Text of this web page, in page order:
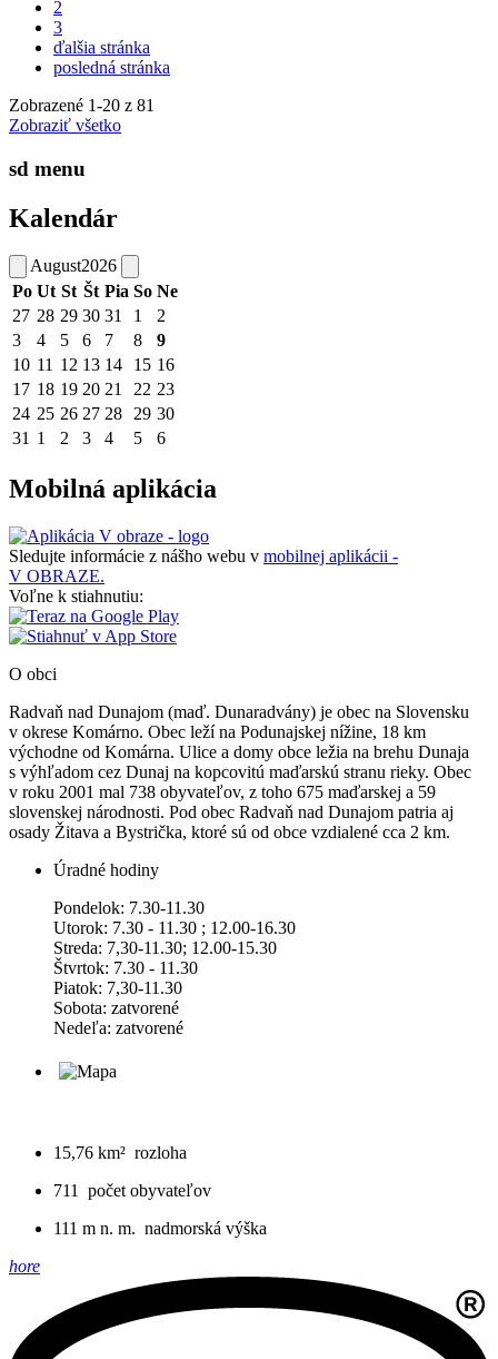
2
3
ďalšia stránka
posledná stránka
Zobrazené 1-20 z 81
Zobraziť všetko
sd menu
Kalendár
August2026
Po Ut St Št Pia So Ne
27 28 29 30 31 1
2
3
4 5 6 7 8
9
10 11 12 13 14 15 16
17 18 19 20 21 22 23
24 25 26 27 28 29 30
31 1 2 3 4 5 6
Mobilná aplikácia
Sledujte informácie z nášho webu v mobilnej aplikácii -
V OBRAZE.
Voľne k stiahnutiu:
O obci
Radvaň nad Dunajom (maď. Dunaradvány) je obec na Slovensku
v okrese Komárno. Obec leží na Podunajskej nížine, 18 km
východne od Komárna. Ulice a domy obce ležia na brehu Dunaja
s výhľadom cez Dunaj na kopcovitú maďarskú stranu rieky. Obec
v roku 2001 mal 738 obyvateľov, z toho 675 maďarskej a 59
slovenskej národnosti. Pod obec Radvaň nad Dunajom patria aj
osady Žitava a Bystrička, ktoré sú od obce vzdialené cca 2 km.
Úradné hodiny
Pondelok: 7.30-11.30
Utorok: 7.30 - 11.30 ; 12.00-16.30
Streda: 7,30-11.30; 12.00-15.30
Štvrtok: 7.30 - 11.30
Piatok: 7,30-11.30
Sobota: zatvorené
Nedeľa: zatvorené
15,76 km² rozloha
711
počet obyvateľov
111 m n. m. nadmorská výška
hore